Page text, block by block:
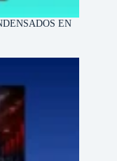
EN